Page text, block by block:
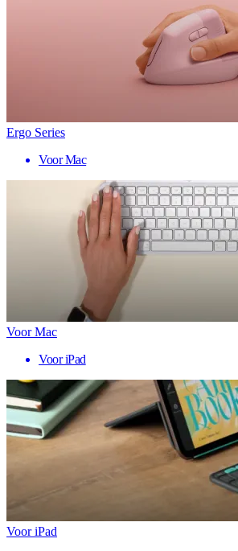
Ergo Series
Voor Mac
Voor Mac
Voor iPad
Voor iPad